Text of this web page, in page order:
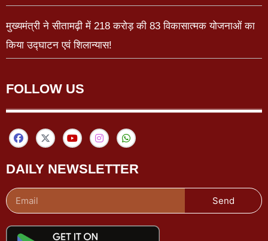
मुख्यमंत्री ने सीतामढ़ी में 218 करोड़ की 83 विकासात्मक योजनाओं का
किया उद्घाटन एवं शिलान्यास!
FOLLOW US
DAILY NEWSLETTER
Send